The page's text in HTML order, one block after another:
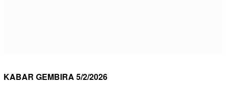
KABAR GEMBIRA 5/2/2026